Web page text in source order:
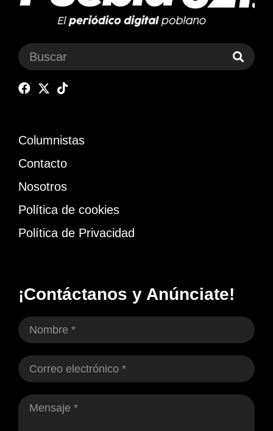
Columnistas
Contacto
Nosotros
Política de cookies
Política de Privacidad
¡Contáctanos y Anúnciate!